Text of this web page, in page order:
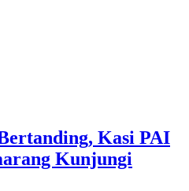
Kasi PAI
Kunjungi